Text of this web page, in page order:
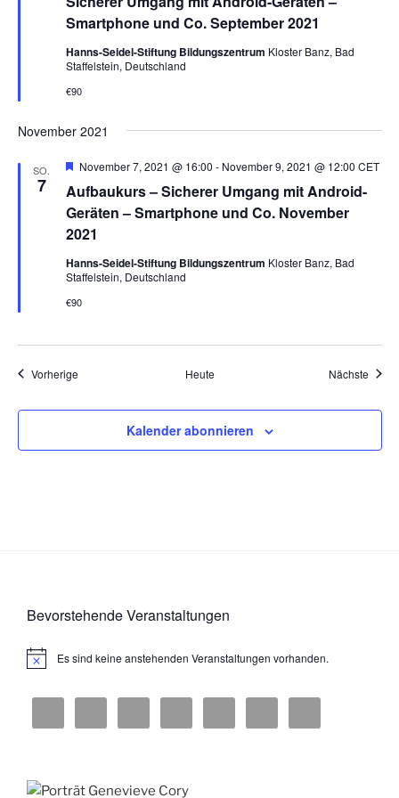
g
t
n
Smartphone und Co. September 2021
v
o
r
g
e
h
o
n
Hanns-Seidel-Stiftung Bildungszentrum Kloster Banz, Bad
Staffelstein, Deutschland
€90
November 2021
SO.
7
Aufbaukurs – Sicherer Umgang mit Android-
Geräten – Smartphone und Co. November
2021
H
r
v
o
r
e
h
b
November 7, 2021 @ 16:00 - November 9, 2021 @ 12:00 CET
Hanns-Seidel-Stiftung Bildungszentrum Kloster Banz, Bad
Staffelstein, Deutschland
€90
VorherigeVeranstaltungen Heute Nächste
Kalender abonnieren
Bevorstehende Veranstaltungen
H
Es sind keine anstehenden Veranstaltungen vorhanden.